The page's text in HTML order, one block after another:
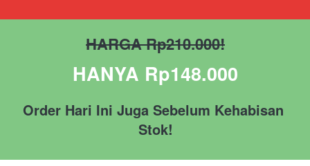
HARGA Rp210.000!
HANYA Rp148.000
Order Hari Ini Juga Sebelum Kehabisan
Stok!